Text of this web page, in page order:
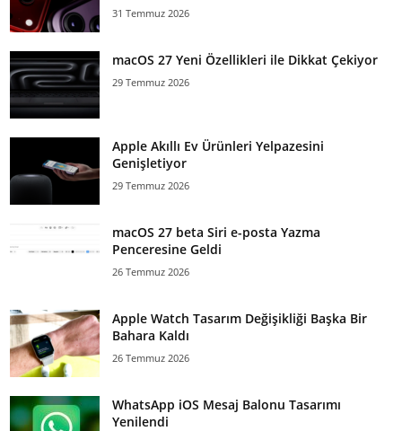
31 Temmuz 2026
macOS 27 Yeni Özellikleri ile Dikkat Çekiyor
29 Temmuz 2026
Apple Akıllı Ev Ürünleri Yelpazesini
Genişletiyor
29 Temmuz 2026
macOS 27 beta Siri e-posta Yazma
Penceresine Geldi
26 Temmuz 2026
Apple Watch Tasarım Değişikliği Başka Bir
Bahara Kaldı
26 Temmuz 2026
WhatsApp iOS Mesaj Balonu Tasarımı
Yenilendi